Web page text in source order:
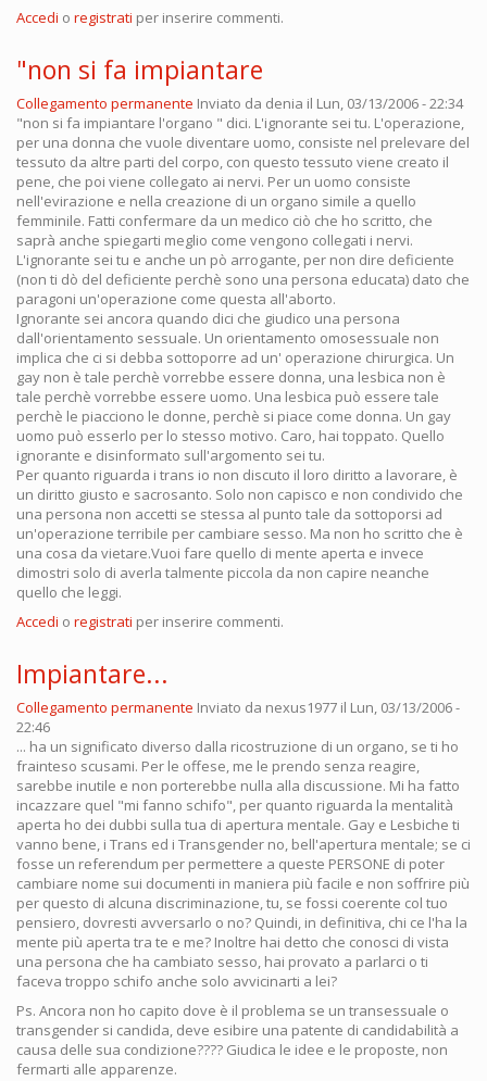
Accedi o registrati per inserire commenti.
"non si fa impiantare
Collegamento permanente Inviato da denia il Lun, 03/13/2006 - 22:34
"non si fa impiantare l'organo " dici. L'ignorante sei tu. L'operazione,
per una donna che vuole diventare uomo, consiste nel prelevare del
tessuto da altre parti del corpo, con questo tessuto viene creato il
pene, che poi viene collegato ai nervi. Per un uomo consiste
nell'evirazione e nella creazione di un organo simile a quello
femminile. Fatti confermare da un medico ciò che ho scritto, che
saprà anche spiegarti meglio come vengono collegati i nervi.
L'ignorante sei tu e anche un pò arrogante, per non dire deficiente
(non ti dò del deficiente perchè sono una persona educata) dato che
paragoni un'operazione come questa all'aborto.
Ignorante sei ancora quando dici che giudico una persona
dall'orientamento sessuale. Un orientamento omosessuale non
implica che ci si debba sottoporre ad un' operazione chirurgica. Un
gay non è tale perchè vorrebbe essere donna, una lesbica non è
tale perchè vorrebbe essere uomo. Una lesbica può essere tale
perchè le piacciono le donne, perchè si piace come donna. Un gay
uomo può esserlo per lo stesso motivo. Caro, hai toppato. Quello
ignorante e disinformato sull'argomento sei tu.
Per quanto riguarda i trans io non discuto il loro diritto a lavorare, è
un diritto giusto e sacrosanto. Solo non capisco e non condivido che
una persona non accetti se stessa al punto tale da sottoporsi ad
un'operazione terribile per cambiare sesso. Ma non ho scritto che è
una cosa da vietare.Vuoi fare quello di mente aperta e invece
dimostri solo di averla talmente piccola da non capire neanche
quello che leggi.
Accedi o registrati per inserire commenti.
Impiantare...
Collegamento permanente Inviato da nexus1977 il Lun, 03/13/2006 -
22:46
... ha un significato diverso dalla ricostruzione di un organo, se ti ho
frainteso scusami. Per le offese, me le prendo senza reagire,
sarebbe inutile e non porterebbe nulla alla discussione. Mi ha fatto
incazzare quel "mi fanno schifo", per quanto riguarda la mentalità
aperta ho dei dubbi sulla tua di apertura mentale. Gay e Lesbiche ti
vanno bene, i Trans ed i Transgender no, bell'apertura mentale; se ci
fosse un referendum per permettere a queste PERSONE di poter
cambiare nome sui documenti in maniera più facile e non soffrire più
per questo di alcuna discriminazione, tu, se fossi coerente col tuo
pensiero, dovresti avversarlo o no? Quindi, in definitiva, chi ce l'ha la
mente più aperta tra te e me? Inoltre hai detto che conosci di vista
una persona che ha cambiato sesso, hai provato a parlarci o ti
faceva troppo schifo anche solo avvicinarti a lei?
Ps. Ancora non ho capito dove è il problema se un transessuale o
transgender si candida, deve esibire una patente di candidabilità a
causa delle sua condizione???? Giudica le idee e le proposte, non
fermarti alle apparenze.